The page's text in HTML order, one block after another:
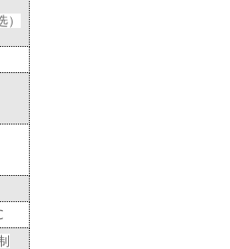
）